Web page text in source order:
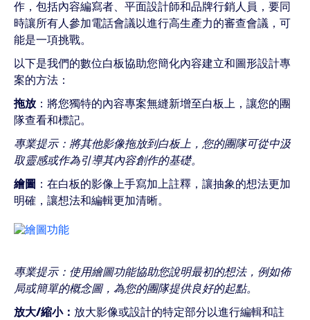
作，包括內容編寫者、平面設計師和品牌行銷人員，要同
時讓所有人參加電話會議以進行高生產力的審查會議，可
能是一項挑戰。
以下是我們的數位白板協助您簡化內容建立和圖形設計專
案的方法：
拖放 ：將您獨特的內容專案無縫新增至白板上，讓您的團
隊查看和標記。
專業提示：將其他影像拖放到白板上，您的團隊可從中汲
取靈感或作為引導其內容創作的基礎。
繪圖 ：在白板的影像上手寫加上註釋，讓抽象的想法更加
明確，讓想法和編輯更加清晰。
專業提示：使用繪圖功能協助您說明最初的想法，例如佈
局或簡單的概念圖，為您的團隊提供良好的起點。
放大/縮小： 放大影像或設計的特定部分以進行編輯和註